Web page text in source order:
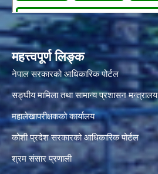
महत्त्वपूर्ण लिङ्क
नेपाल सरकारको आधिकारिक पोर्टल
सङ्‍घीय मामिला तथा सामान्य प्रशासन मन्त्रालय
महालेखापरीक्षकको कार्यालय
कोशी प्रदेश सरकारको आधिकारिक पोर्टल
श्रम संसार प्रणाली